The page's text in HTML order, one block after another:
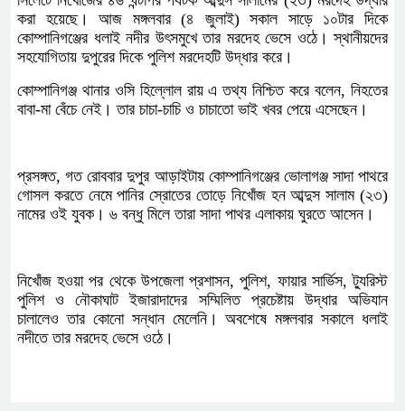
করা হয়েছে। আজ মঙ্গলবার (৪ জুলাই) সকাল সাড়ে ১০টার দিকে
কোম্পানিগঞ্জের ধলাই নদীর উৎসমুখে তার মরদেহ ভেসে ওঠে। স্থানীয়দের
সহযোগিতায় দুপুরের দিকে পুলিশ মরদেহটি উদ্ধার করে।
কোম্পানিগঞ্জ থানার ওসি হিল্লোল রায় এ তথ্য নিশ্চিত করে বলেন, নিহতের
বাবা-মা বেঁচে নেই। তার চাচা-চাচি ও চাচাতো ভাই খবর পেয়ে এসেছেন।
প্রসঙ্গত, গত রোববার দুপুর আড়াইটায় কোম্পানিগঞ্জের ভোলাগঞ্জ সাদা পাথরে
গোসল করতে নেমে পানির স্রোতের তোড়ে নিখোঁজ হন আব্দুস সালাম (২৩)
নামের ওই যুবক। ৬ বন্ধু মিলে তারা সাদা পাথর এলাকায় ঘুরতে আসেন।
নিখোঁজ হওয়া পর থেকে উপজেলা প্রশাসন, পুলিশ, ফায়ার সার্ভিস, ট্যুরিস্ট
পুলিশ ও নৌকাঘাট ইজারাদাদের সম্মিলিত প্রচেষ্টায় উদ্ধার অভিযান
চালালেও তার কোনো সন্ধান মেলেনি। অবশেষে মঙ্গলবার সকালে ধলাই
নদীতে তার মরদেহ ভেসে ওঠে।